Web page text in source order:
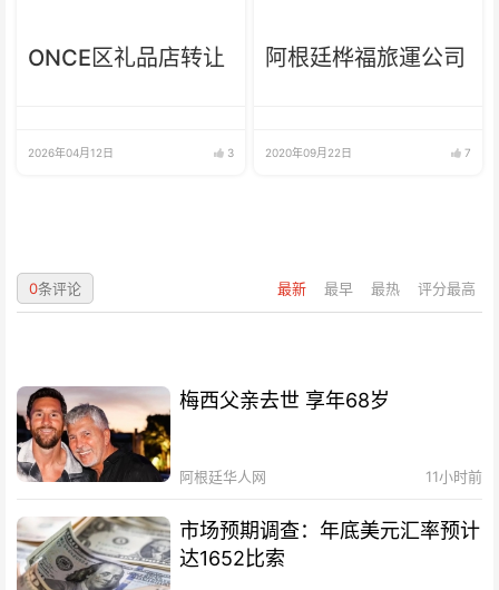
ONCE区礼品店转让
2026年04月12日 3
阿根廷桦福旅運公司
2020年09月22日 7
最新 最早 最热 评分最高
0条评论
梅西父亲去世 享年68岁
阿根廷华人网 11小时前
市场预期调查：年底美元汇率预计
达1652比索